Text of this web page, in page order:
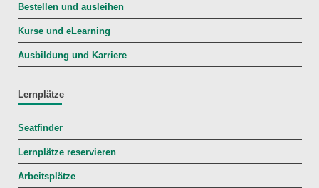
Bestellen und ausleihen
Kurse und eLearning
Ausbildung und Karriere
Lernplätze
Seatfinder
Lernplätze reservieren
Arbeitsplätze